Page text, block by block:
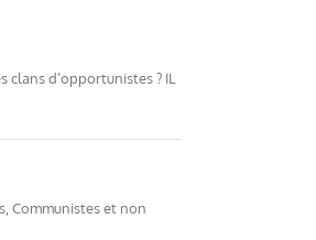
d’opportunistes ? IL
Communistes et non